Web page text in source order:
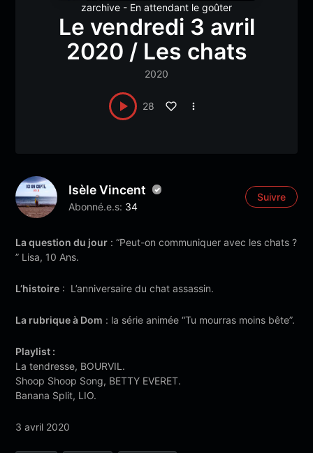
zarchive - En attendant le goûter
Le vendredi 3 avril
2020 / Les chats
2020
28
Isèle Vincent
Abonné.e.s: 34
Suivre
La question du jour : “Peut-on communiquer avec les chats ?
” Lisa, 10 Ans.
L’histoire : L’anniversaire du chat assassin.
La rubrique à Dom : la série animée “Tu mourras moins bête”.
Playlist :
La tendresse, BOURVIL.
Shoop Shoop Song, BETTY EVERET.
Banana Split, LIO.
3 avril 2020